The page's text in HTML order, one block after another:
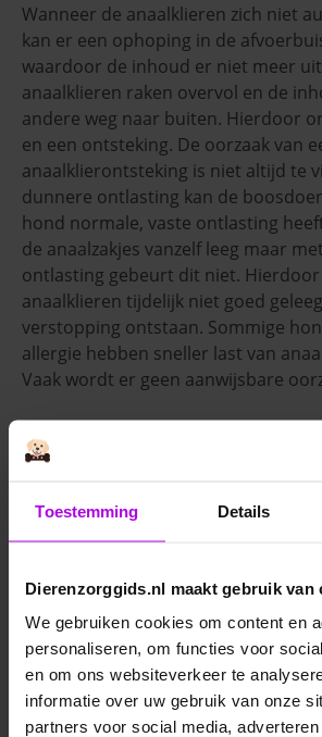
Toestemming Details
Dierenzorggids.nl maakt gebruik van
We gebruiken cookies om content en
personaliseren, om functies voor
en om ons websiteverkeer te
informatie over uw gebruik van onze
partners voor social media,
Wanneer de anaalklieren zich niet
kan er een ophoping in de
waardoor de inhoud er niet meer
anaalklieren raken overvol en de
andere weg naar buiten. Hierdoor
en een ontsteking. De oorzaak van
anaalklierontsteking is niet altijd te
dunnere ontlasting kan de
hond normale, vaste ontlasting
de anaalzakjes vanzelf leeg maar
ontlasting gebeurt dit niet.
anaalklieren tijdelijk niet goed
verstopping ontstaan. Sommige
allergie hebben sneller last van
Vaak wordt er geen aanwijsbare
herkennen aan de volgende
‘Sleetje rijden’, je hond sleept
zithouding vooruit met zijn
Overmatig likken rond staart
Een hotspot (natte
de anus.